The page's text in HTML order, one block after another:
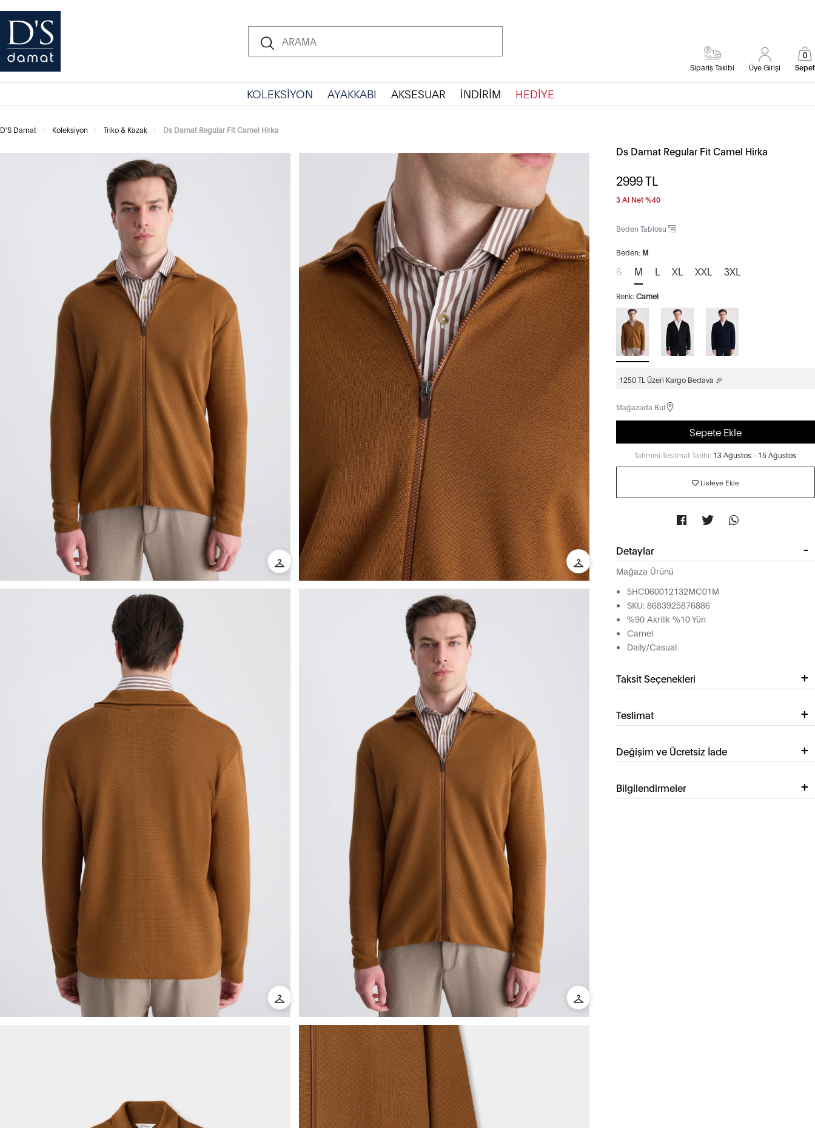
Sipariş Takibi Üye Girişi Sepet
0
KOLEKSİYON AYAKKABI AKSESUAR İNDİRİM HEDİYE
D'S Damat Koleksiyon Triko & Kazak Ds Damat Regular Fit Camel Hirka
Ds Damat Regular Fit Camel Hirka
2999TL
3 Al Net %40
Beden: M
Beden Tablosu
S M L XL XXL 3XL
Renk: Camel
1250 TL Üzeri Kargo Bedava 🎉
Mağazada Bul
Sepete Ekle
Tahmini Teslimat Tarihi: 13 Ağustos - 15 Ağustos
Listeye Ekle
Detaylar
Mağaza Ürünü
5HC060012132MC01M
SKU: 8683925876886
%90 Akrilik %10 Yün
Camel
Daily/Casual
Taksit Seçenekleri
Teslimat
Değişim ve Ücretsiz İade
Bilgilendirmeler